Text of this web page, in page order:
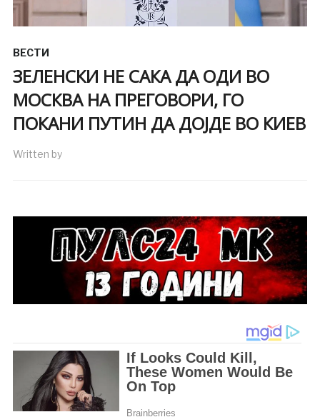
ВЕСТИ
ЗЕЛЕНСКИ НЕ САКА ДА ОДИ ВО
МОСКВА НА ПРЕГОВОРИ, ГО
ПОКАНИ ПУТИН ДА ДОЈДЕ ВО КИЕВ
Written by